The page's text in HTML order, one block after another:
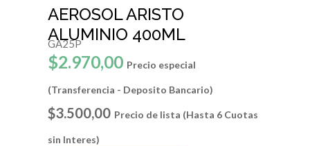
AEROSOL ARISTO
ALUMINIO 400ML
GA25P
$2.970,00 Precio especial
(Transferencia - Deposito Bancario)
$3.500,00 Precio de lista (Hasta 6 Cuotas
sin Interes)